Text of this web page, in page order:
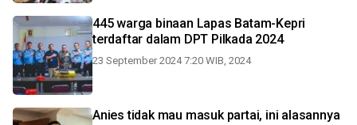
445 warga binaan Lapas Batam-Kepri
terdaftar dalam DPT Pilkada 2024
23 September 2024 7:20 WIB, 2024
Anies tidak mau masuk partai, ini alasannya